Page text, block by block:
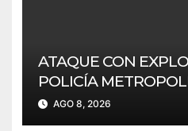
ATAQUE CON
POLICÍA
SIN AFECTACIONES.
AGO 8, 2026